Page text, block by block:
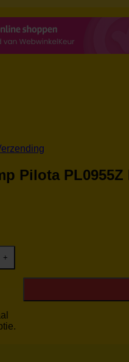
Pilota PL0955Z